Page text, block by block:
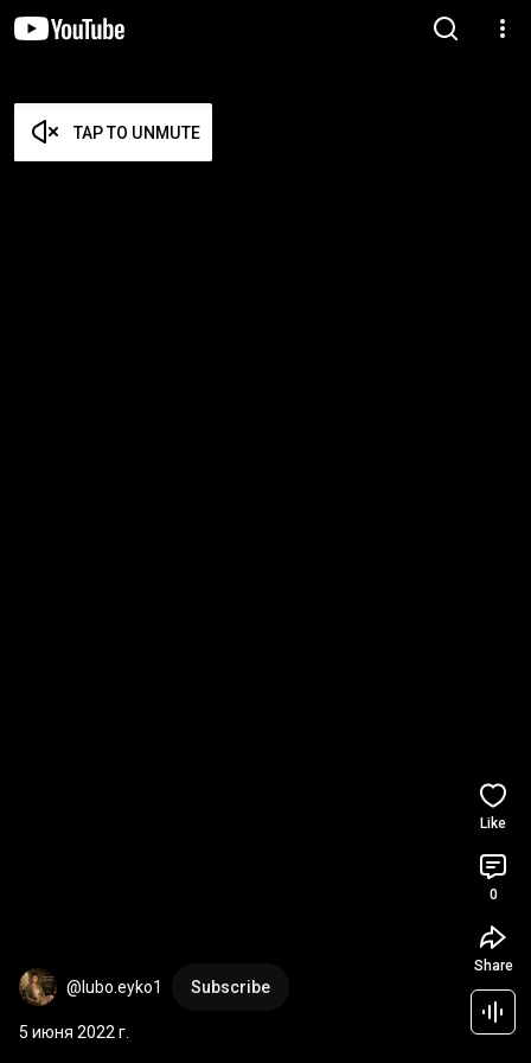
TAP TO UNMUTE
@lubo.eyko1 Subscribe
5 июня 2022 г.
Like
0
Share